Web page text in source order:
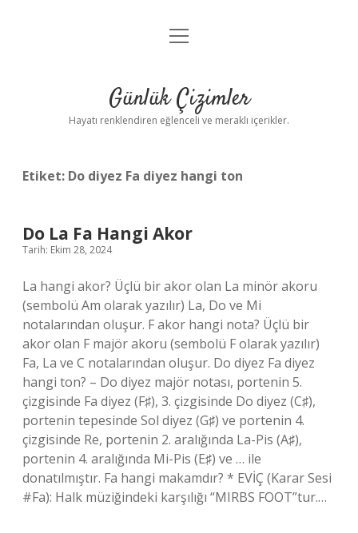
Anasayfa
Yasal Uyarı
menüyü
Günlük Çizimler
Hayatı renklendiren eğlenceli ve meraklı içerikler.
Etiket: Do diyez Fa diyez hangi ton
Do La Fa Hangi Akor
Tarih: Ekim 28, 2024
La hangi akor? Üçlü bir akor olan La minör akoru
(sembolü Am olarak yazılır) La, Do ve Mi
notalarından oluşur. F akor hangi nota? Üçlü bir
akor olan F majör akoru (sembolü F olarak yazılır)
Fa, La ve C notalarından oluşur. Do diyez Fa diyez
hangi ton? – Do diyez majör notası, portenin 5.
çizgisinde Fa diyez (F♯), 3. çizgisinde Do diyez (C♯),
portenin tepesinde Sol diyez (G♯) ve portenin 4.
çizgisinde Re, portenin 2. aralığında La-Pis (A♯),
portenin 4. aralığında Mi-Pis (E♯) ve … ile
donatılmıştır. Fa hangi makamdır? * EVİÇ (Karar Sesi
#Fa): Halk müziğindeki karşılığı “MIRBS FOOT”tur.…